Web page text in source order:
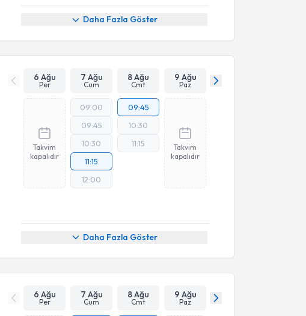
Daha Fazla Göster
6 Ağu
Per
7 Ağu
Cum
8 Ağu
Cmt
9 Ağu
Paz
Takvim
kapalıdır
09:00
09:45
10:30
11:15
12:00
09:45
10:30
11:15
Takvim
kapalıdır
Daha Fazla Göster
6 Ağu
Per
7 Ağu
Cum
8 Ağu
Cmt
9 Ağu
Paz